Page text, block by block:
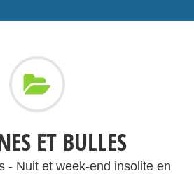
ET BULLES
- Nuit et week-end insolite en